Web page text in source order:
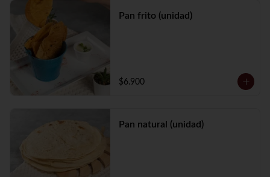
Pan frito (unidad)
$6.900
Pan natural (unidad)